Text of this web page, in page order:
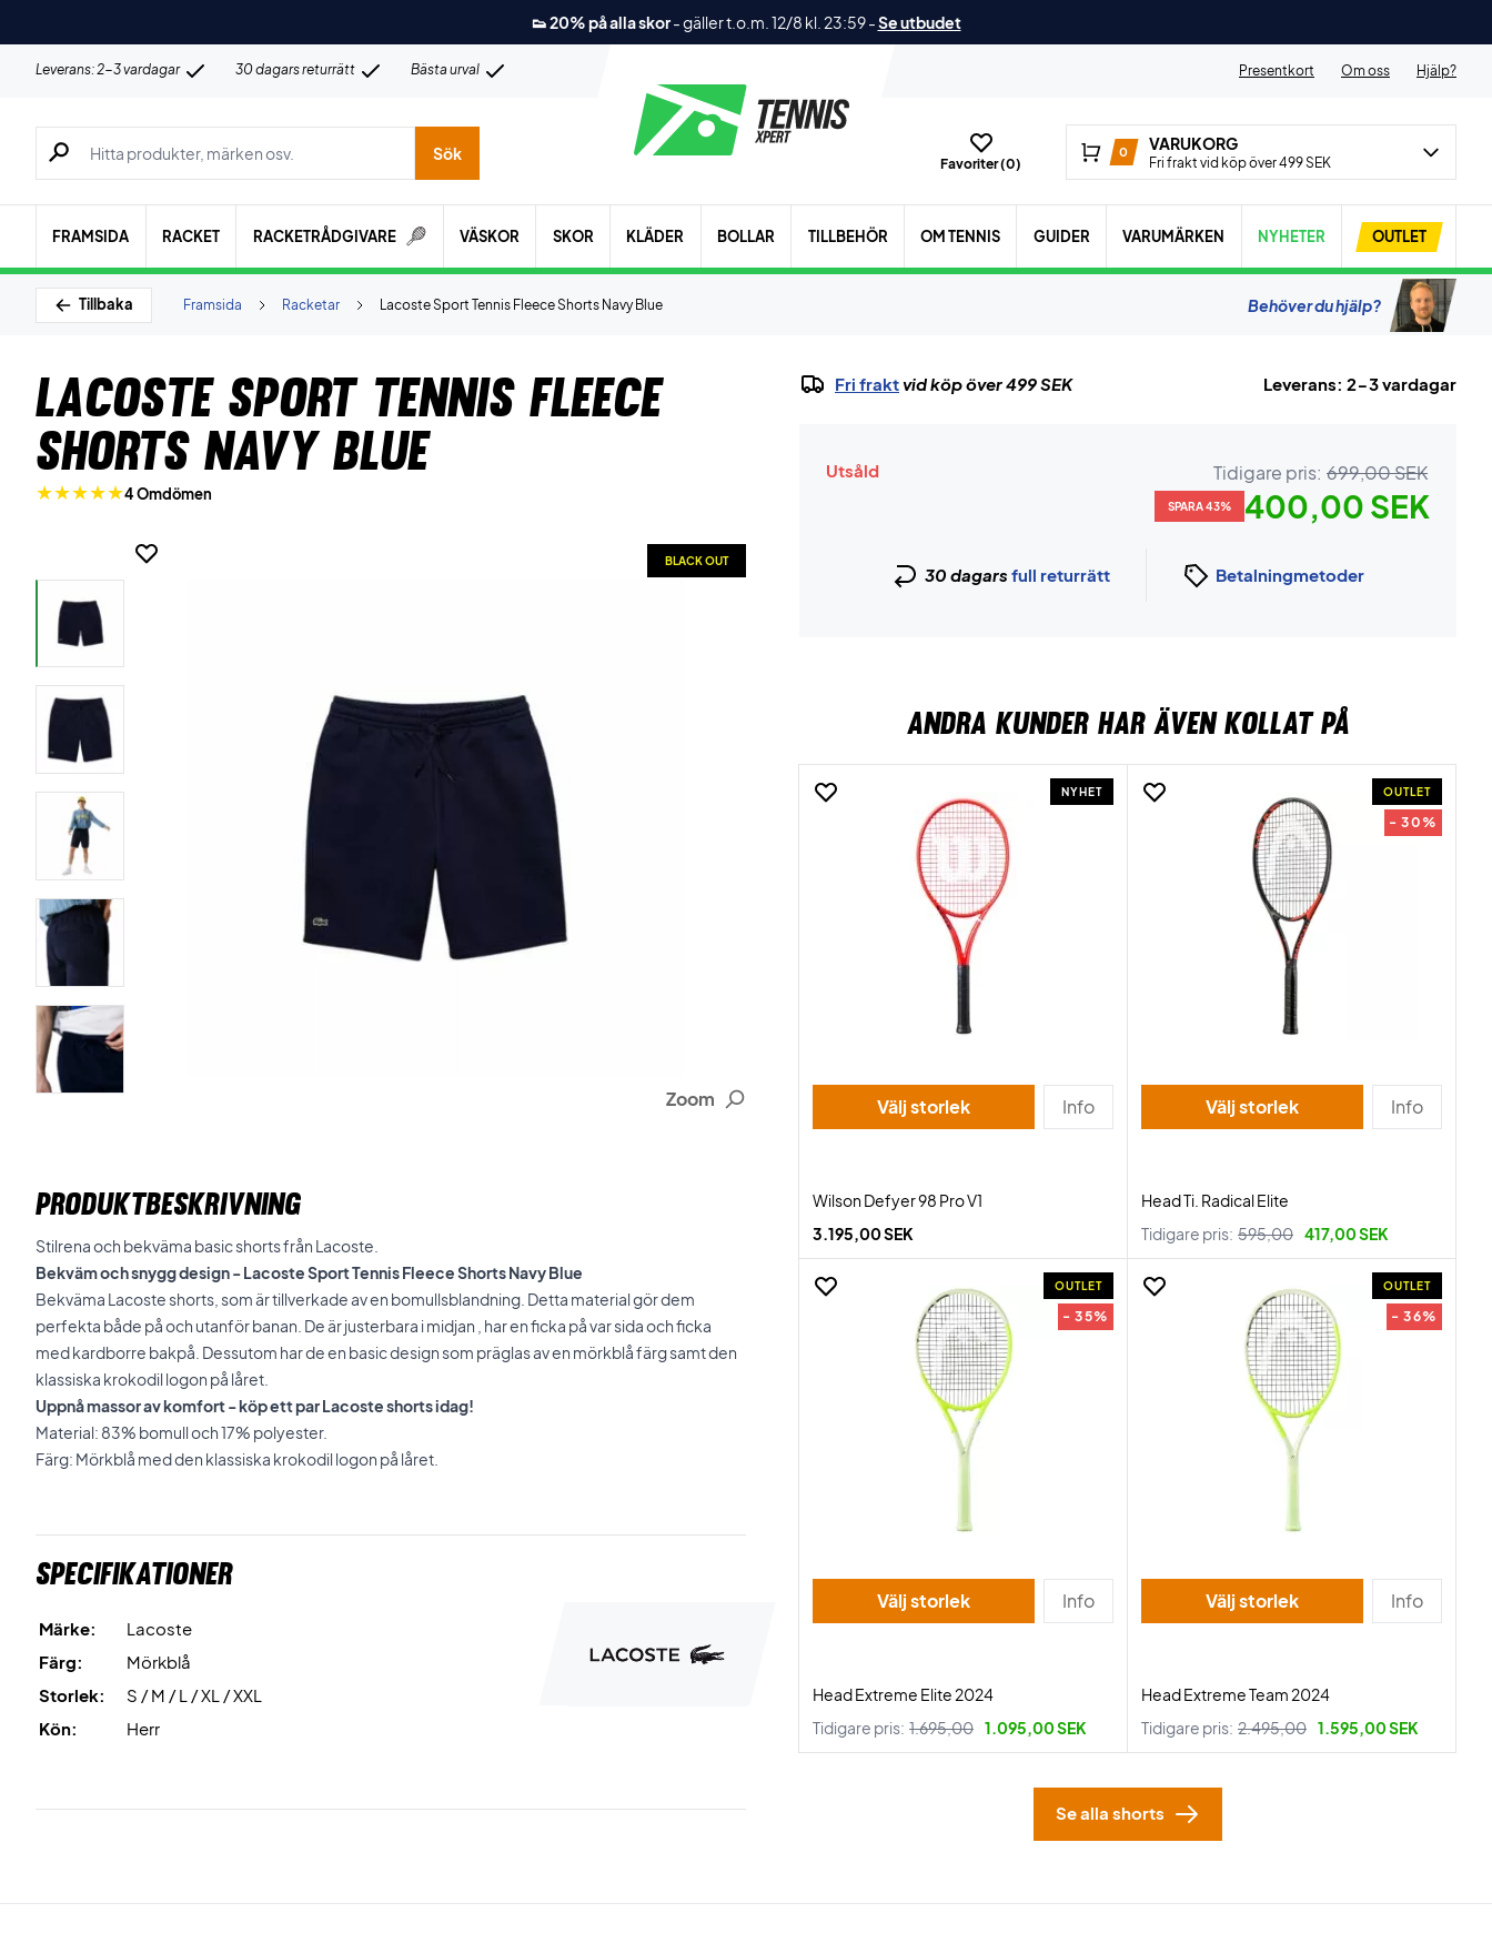
👟 20% på alla skor-gäller t.o.m. 12/8 kl. 23:59-Se utbudet
Leverans: 2-3 vardagar 30 dagars returrätt Bästa urval Presentkort Om oss Hjälp?
Sök efter produkter, märken osv.
Sök
Favoriter (0)
0 VARUKORG
Fri frakt vid köp över 499 SEK
FRAMSIDA RACKET RACKETRÅDGIVARE VÄSKOR SKOR KLÄDER BOLLAR TILLBEHÖR OM TENNIS GUIDER VARUMÄRKEN NYHETER OUTLET
Tillbaka Lacoste Sport Tennis Fleece Shorts Navy Blue
Racketar
Framsida Behöver du hjälp?
Lacoste Sport Tennis Fleece
Shorts Navy Blue
4 Omdömen
Zoom
BLACK OUT
PRODUKTBESKRIVNING
Stilrena och bekväma basic shorts från Lacoste.
Bekväm och snygg design - Lacoste Sport Tennis Fleece Shorts Navy Blue
Bekväma Lacoste shorts, som är tillverkade av en bomullsblandning. Detta material gör dem
perfekta både på och utanför banan. De är justerbara i midjan , har en ficka på var sida och ficka
med kardborre bakpå. Dessutom har de en basic design som präglas av en mörkblå färg samt den
klassiska krokodil logon på låret.
Uppnå massor av komfort - köp ett par Lacoste shorts idag!
Material: 83% bomull och 17% polyester.
Färg: Mörkblå med den klassiska krokodil logon på låret.
Specifikationer
Märke:
Lacoste
Färg:
Mörkblå
Storlek:
S / M / L / XL / XXL
Kön:
Herr
Fri fraktvid köp över 499 SEK Leverans: 2-3 vardagar
Utsåld Tidigare pris: 699,00 SEK
SPARA 43% 400,00 SEK
30 dagars full returrätt Betalningmetoder
ANDRA KUNDER HAR ÄVEN KOLLAT PÅ
NYHET
Välj storlek Info
Wilson Defyer 98 Pro V1
3.195,00 SEK
OUTLET
- 30%
Välj storlek Info
Head Ti. Radical Elite
Tidigare pris: 595,00 417,00 SEK
OUTLET
- 35%
Välj storlek Info
Head Extreme Elite 2024
Tidigare pris: 1.695,00 1.095,00 SEK
OUTLET
- 36%
Välj storlek Info
Head Extreme Team 2024
Tidigare pris: 2.495,00 1.595,00 SEK
Se alla shorts